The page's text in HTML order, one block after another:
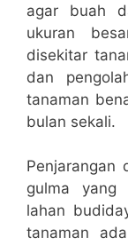
agar buah
ukuran
disekitar
dan
tanaman
bulan sekali.
Penjarangan
gulma yang
lahan
tanaman